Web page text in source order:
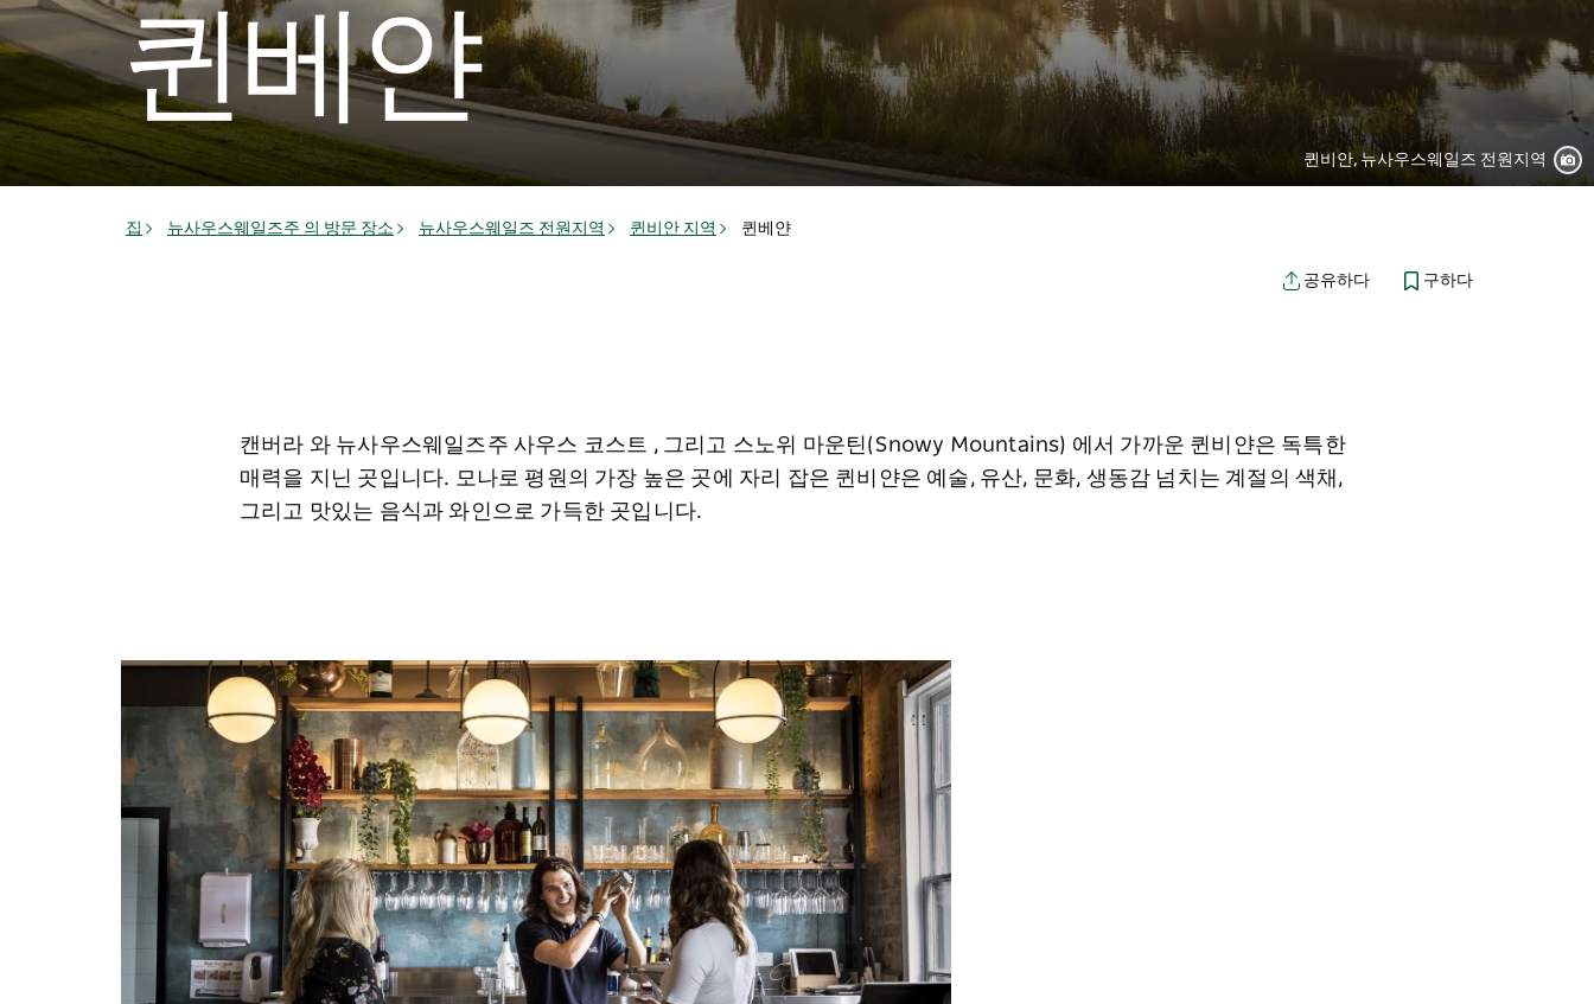
퀸베얀
퀸비안, 뉴사우스웨일즈 전원지역
집 뉴사우스웨일즈주 의 방문 장소 뉴사우스웨일즈 전원지역 퀸비안 지역 퀸베얀
공유하다 구하다
캔버라 와 뉴사우스웨일즈주 사우스 코스트 , 그리고 스노위 마운틴(Snowy Mountains) 에서 가까운 퀸비얀은 독특한
매력을 지닌 곳입니다. 모나로 평원의 가장 높은 곳에 자리 잡은 퀸비얀은 예술, 유산, 문화, 생동감 넘치는 계절의 색채,
그리고 맛있는 음식과 와인으로 가득한 곳입니다.